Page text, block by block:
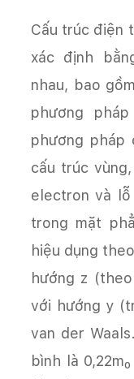
Cấu trúc điện
xác định
nhau, bao
phương
phương
cấu trúc
electron và
trong mặt
hiệu dụng
hướng z
với hướng y
van der
bình là